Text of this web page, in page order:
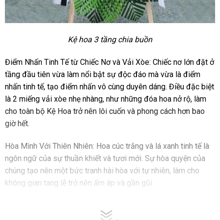
Kệ hoa 3 tầng chia buồn
Điểm Nhấn Tinh Tế từ Chiếc Nơ và Vải Xòe: Chiếc nơ lớn đặt ở
tầng đầu tiên vừa làm nổi bật sự độc đáo mà vừa là điểm
nhấn tinh tế, tạo điểm nhấn vô cùng duyên dáng. Điều đặc biệt
là 2 miếng vải xòe nhẹ nhàng, như những đóa hoa nở rộ, làm
cho toàn bộ Kệ Hoa trở nên lôi cuốn và phong cách hơn bao
giờ hết.
Hòa Mình Với Thiên Nhiên: Hoa cúc trắng và lá xanh tinh tế là
ngôn ngữ của sự thuần khiết và tươi mới. Sự hòa quyện của
chúng tạo nên một bức tranh hài hòa với tự nhiên, làm cho
không gian tang lễ trở nên ấm áp và gần gũi.
xúc, là sự diễn đạt tình cảm, để lại dấu ấn không thể phai nhòa